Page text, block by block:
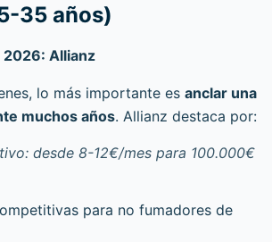
35 años)
2026: Allianz
lo más importante es anclar una
muchos años. Allianz destaca por:
desde 8-12€/mes para 100.000€
para no fumadores de